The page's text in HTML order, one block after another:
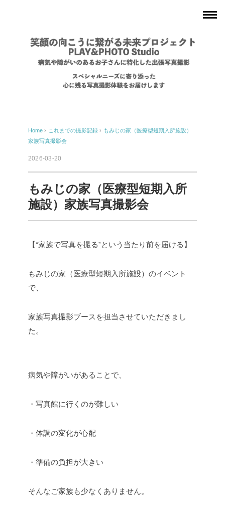
Home › これまでの撮影記録 › もみじの家（医療型短期入所施設）
家族写真撮影会
2026-03-20
もみじの家（医療型短期入所
施設）家族写真撮影会
【“家族で写真を撮る”という当たり前を届ける】
もみじの家（医療型短期入所施設）のイベント
で、
家族写真撮影ブースを担当させていただきまし
た。
病気や障がいがあることで、
・写真館に行くのが難しい
・体調の変化が心配
・準備の負担が大きい
そんなご家族も少なくありません。